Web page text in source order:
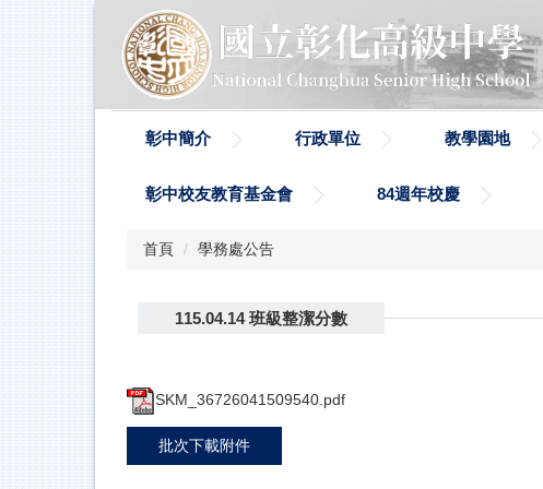
彰中簡介 行政單位 教學園地
彰中校友教育基金會 84週年校慶
首頁 學務處公告
115.04.14 班級整潔分數
SKM_36726041509540.pdf
批次下載附件